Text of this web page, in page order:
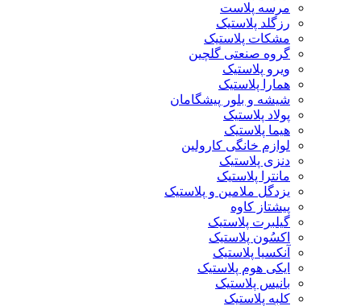
مرسه پلاست
رزگلد پلاستیک
مشکات پلاستیک
گروه صنعتی گلچین
ویرو پلاستیک
همارا پلاستیک
شیشه و بلور پیشگامان
پولاد پلاستیک
هیما پلاستیک
لوازم خانگی کارولین
دنزی پلاستیک
مانترا پلاستیک
یزدگل ملامین و پلاستیک
پیشتاز کاوه
گیلبرت پلاستیک
اکسُون پلاستیک
آنکسیا پلاستیک
ایکی هوم پلاستیک
بانیس پلاستیک
کلبه پلاستیک